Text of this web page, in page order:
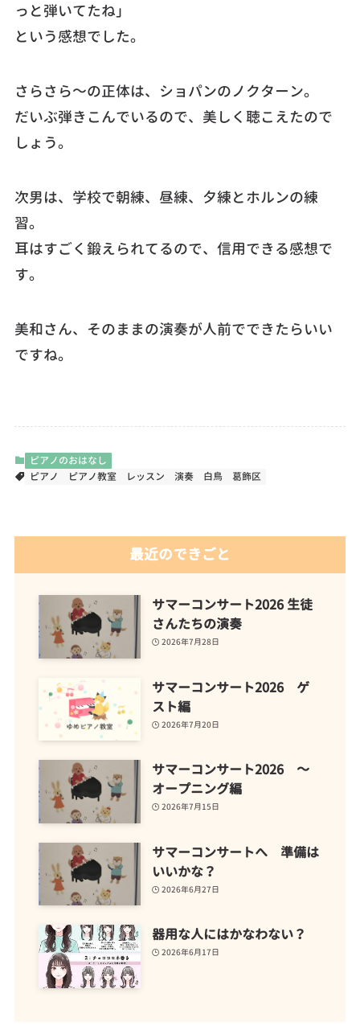
っと弾いてたね」
という感想でした。
さらさら～の正体は、ショパンのノクターン。
だいぶ弾きこんでいるので、美しく聴こえたので
しょう。
次男は、学校で朝練、昼練、夕練とホルンの練
習。
耳はすごく鍛えられてるので、信用できる感想で
す。
美和さん、そのままの演奏が人前でできたらいい
ですね。
ピアノのおはなし
ピアノ
ピアノ教室 レッスン 演奏 白鳥 葛飾区
最近のできごと
サマーコンサート2026 生徒
さんたちの演奏
2026年7月28日
サマーコンサート2026 ゲ
スト編
2026年7月20日
サマーコンサート2026 ～
オープニング編
2026年7月15日
サマーコンサートへ 準備は
いいかな？
2026年6月27日
器用な人にはかなわない？
2026年6月17日